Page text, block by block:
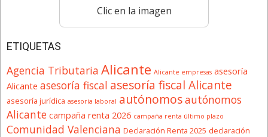
Clic en la imagen
ETIQUETAS
Agencia Tributaria Alicante Alicante empresas asesoría
Alicante asesoría fiscal asesoría fiscal Alicante
asesoría jurídica asesoría laboral autónomosautónomos
Alicante campaña renta 2026 campaña renta último plazo
Comunidad Valenciana Declaración Renta 2025 declaración